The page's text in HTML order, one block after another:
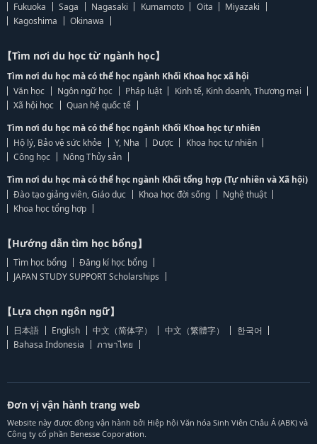
Fukuoka
Saga Nagasaki Kumamoto Oita
Miyazaki
Kagoshima
Okinawa
【Tìm nơi du học từ ngành học】
Tìm nơi du học mà có thể học ngành Khối Khoa học xã hội
Văn học
Ngôn ngữ học Pháp luật
Kinh tế, Kinh doanh, Thương mại
Xã hội học
Quan hệ quốc tế
Tìm nơi du học mà có thể học ngành Khối Khoa học tự nhiên
Hộ lý, Bảo vệ sức khỏe
Y, Nha Dược
Khoa học tự nhiên
Công học
Nông Thủy sản
Tìm nơi du học mà có thể học ngành Khối tổng hợp (Tự nhiên và Xã hội)
Đào tạo giảng viên, Giáo dục
Khoa học đời sống
Nghệ thuật
Khoa học tổng hợp
【Hướng dẫn tìm học bổng】
Tìm học bổng
Đăng kí học bổng
JAPAN STUDY SUPPORT Scholarships
【Lựa chọn ngôn ngữ】
日本語 English 中文（简体字） 中文（繁體字）
한국어
Bahasa Indonesia
ภาษาไทย
Đơn vị vận hành trang web
Website này được đồng vận hành bởi Hiệp hội Văn hóa Sinh Viên Châu Á (ABK) và
Công ty cổ phần Benesse Coporation.